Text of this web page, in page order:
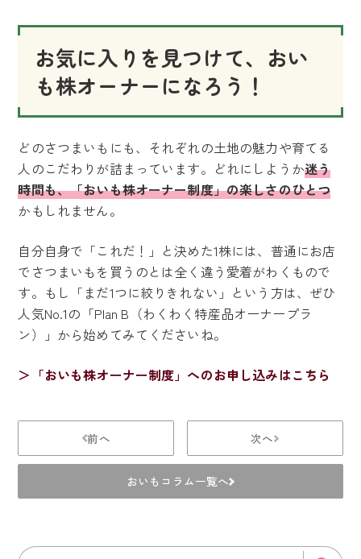
お気に入りを見つけて、おい
も株オーナーになろう！
どのさつまいもにも、それぞれの土地の魅力や育てる
人のこだわりが詰まっています。どれにしようか迷う
時間も、「おいも株オーナー制度」の楽しさのひとつ
かもしれません。
自分自身で「これだ！」と決めた1株には、普通にお店
でさつまいもを買うのとは全く違う愛着がわくもので
す。もし「まだ1つに絞りきれない」という方は、ぜひ
人気No.1の「Plan B（わくわく特産品オーナープラ
ン）」から始めてみてくださいね。
＞「おいも株オーナー制度」へのお申し込みはこちら
前へ
おいもコラム一覧へ
次へ